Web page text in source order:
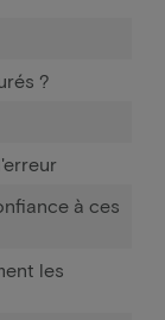
?
à ces
les